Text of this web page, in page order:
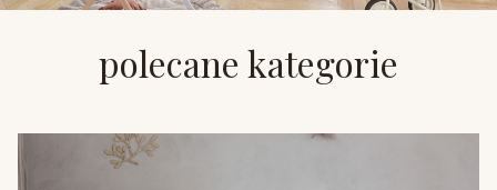
polecane kategorie